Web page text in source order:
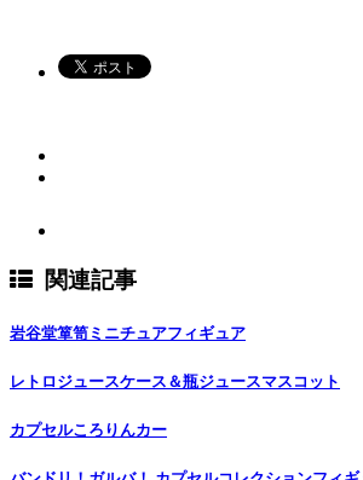
関連記事
岩谷堂箪笥ミニチュアフィギュア
レトロジュースケース＆瓶ジュースマスコット
カプセルころりんカー